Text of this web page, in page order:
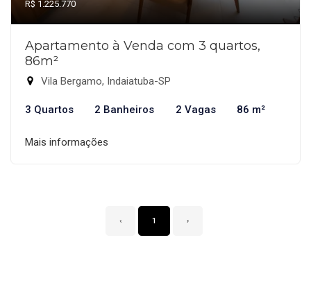
R$ 1.225.770
Apartamento à Venda com 3 quartos,
86m²
Vila Bergamo, Indaiatuba-SP
3 Quartos 2 Banheiros 2 Vagas 86 m²
Mais informações
‹ 1 ›